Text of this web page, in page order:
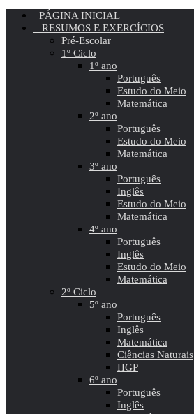
PÁGINA INICIAL
RESUMOS E EXERCÍCIOS
Pré-Escolar
1º Ciclo
1º ano
Português
Estudo do Meio
Matemática
2º ano
Português
Estudo do Meio
Matemática
3º ano
Português
Inglês
Estudo do Meio
Matemática
4º ano
Português
Inglês
Estudo do Meio
Matemática
2º Ciclo
5º ano
Português
Inglês
Matemática
Ciências Naturais
HGP
6º ano
Português
Inglês